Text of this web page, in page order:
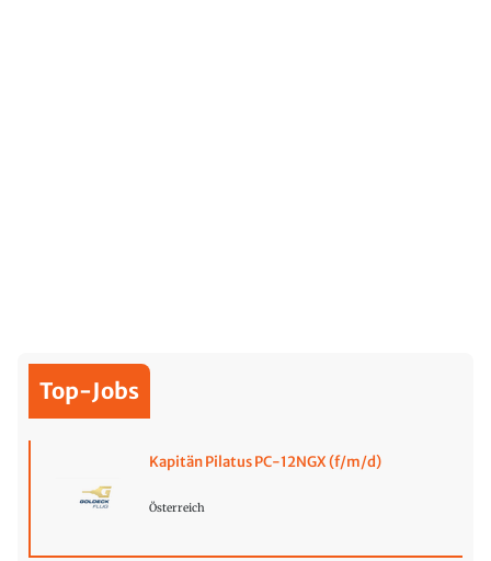
Top-Jobs
Kapitän Pilatus PC-12NGX (f/m/d)
Österreich